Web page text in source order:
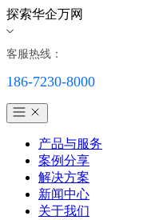
探索华企万网
客服热线：
186-7230-8000
产品与服务
案例分享
解决方案
新闻中心
关于我们